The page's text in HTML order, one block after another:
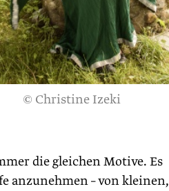
© Christine Izeki
die gleichen Motive. Es
anzunehmen – von kleinen,